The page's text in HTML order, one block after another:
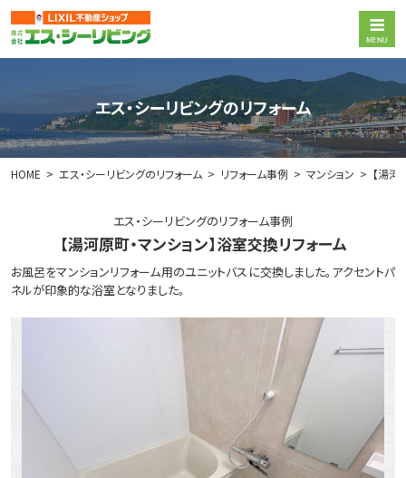
エス・シーリビングのリフォーム
HOME エス・シーリビングのリフォーム リフォーム事例 マンション 【湯河
エス・シーリビングのリフォーム事例
【湯河原町・マンション】浴室交換リフォーム
お風呂をマンションリフォーム用のユニットバスに交換しました。アクセントパ
ネルが印象的な浴室となりました。